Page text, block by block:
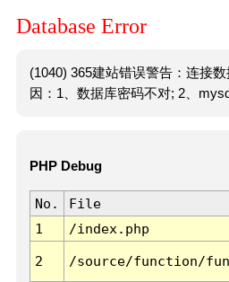
Database Error
(1040) 365建站错误警告：连接
因：1、数据库密码不对; 2、
PHP Debug
No. File
1
/index.php
2 /source/function/